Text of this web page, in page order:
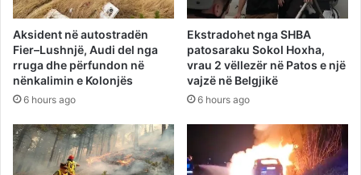
Aksident në autostradën
Fier–Lushnjë, Audi del nga
rruga dhe përfundon në
nënkalimin e Kolonjës
6 hours ago
Ekstradohet nga SHBA
patosaraku Sokol Hoxha,
vrau 2 vëllezër në Patos e një
vajzë në Belgjikë
6 hours ago